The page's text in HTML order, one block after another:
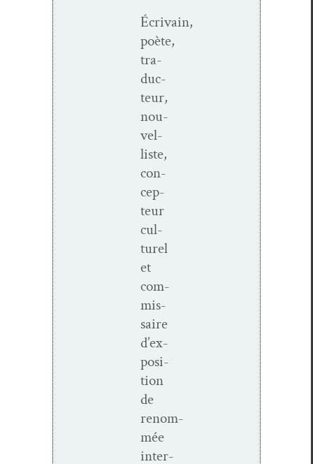
Écrivain,
poète,
tra­
duc­
teur,
nou­
vel­
liste,
con­
cep­
teur
cul­
turel
et
com­
mis­
saire
d’ex­
po­si­
tion
de
renom­
mée
inter­